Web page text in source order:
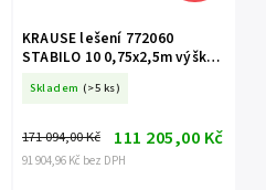
KRAUSE lešení 772060
STABILO 10 0,75x2,5m výška
Skladem (>5 ks)
91 904,96 Kč bez DPH
171 094,00 Kč 111 205,00 Kč